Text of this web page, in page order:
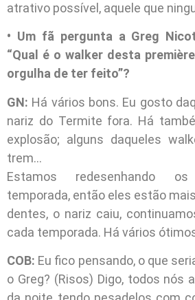
atrativo possível, aquele que
• Um fã pergunta a Greg
“Qual é o walker desta
orgulha de ter feito”?
GN: Há vários bons. Eu gosto
nariz do Termite fora. Há
explosão; alguns daqueles
trem…
Estamos redesenhando
temporada, então eles estão
dentes, o nariz caiu,
cada temporada. Há vários
COB: Eu fico pensando, o que
o Greg? (Risos) Digo, todos nós